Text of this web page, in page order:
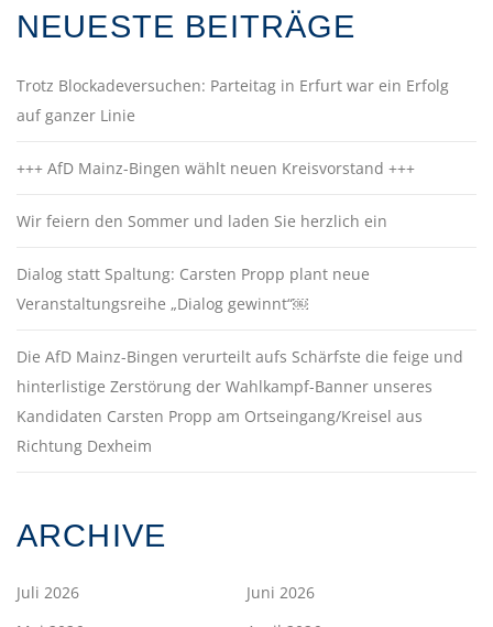
NEUESTE BEITRÄGE
Trotz Blockadeversuchen: Parteitag in Erfurt war ein Erfolg
auf ganzer Linie
+++ AfD Mainz-Bingen wählt neuen Kreisvorstand +++
Wir feiern den Sommer und laden Sie herzlich ein
Dialog statt Spaltung: Carsten Propp plant neue
Veranstaltungsreihe „Dialog gewinnt“￼
Die AfD Mainz-Bingen verurteilt aufs Schärfste die feige und
hinterlistige Zerstörung der Wahlkampf-Banner unseres
Kandidaten Carsten Propp am Ortseingang/Kreisel aus
Richtung Dexheim
ARCHIVE
Juli 2026
Juni 2026